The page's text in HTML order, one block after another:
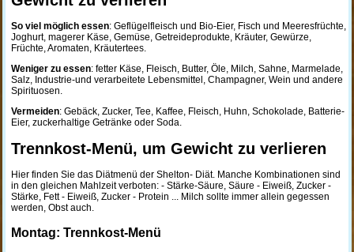
So viel möglich essen: Geflügelfleisch und Bio-Eier, Fisch und Meeresfrüchte,
Joghurt, magerer Käse, Gemüse, Getreideprodukte, Kräuter, Gewürze,
Früchte, Aromaten, Kräutertees.
Weniger zu essen: fetter Käse, Fleisch, Butter, Öle, Milch, Sahne, Marmelade,
Salz, Industrie-und verarbeitete Lebensmittel, Champagner, Wein und andere
Spirituosen.
Vermeiden: Gebäck, Zucker, Tee, Kaffee, Fleisch, Huhn, Schokolade, Batterie-
Eier, zuckerhaltige Getränke oder Soda.
Trennkost-Menü, um Gewicht zu verlieren
Hier finden Sie das Diätmenü der Shelton- Diät. Manche Kombinationen sind
in den gleichen Mahlzeit verboten: - Stärke-Säure, Säure - Eiweiß, Zucker -
Stärke, Fett - Eiweiß, Zucker - Protein ... Milch sollte immer allein gegessen
werden, Obst auch.
Montag: Trennkost-Menü